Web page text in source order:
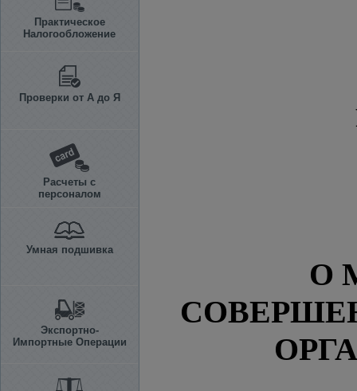
Практическое
Налогообложение
Проверки от А до Я
Расчеты с
персоналом
Умная подшивка
Экспортно-
Импортные Операции
О